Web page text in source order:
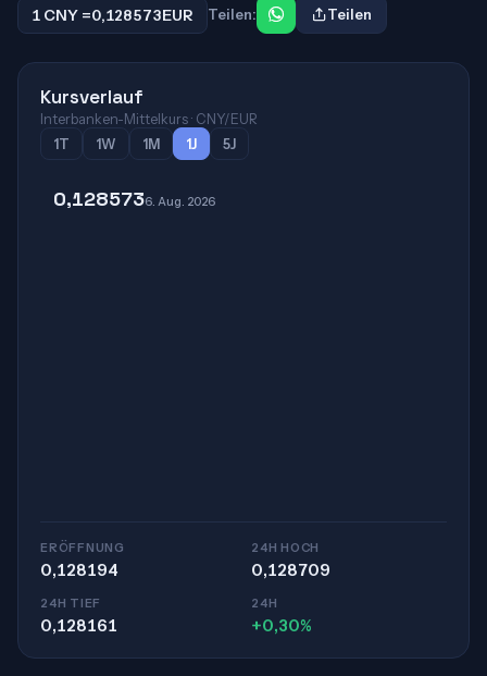
1 CNY =0,128573EUR Teilen: Teilen
Kursverlauf
Interbanken-Mittelkurs · CNY/EUR
1T
1W 1M 1J 5J
0,1285736. Aug. 2026
ERÖFFNUNG
0,128194
24H HOCH
0,128709
24H TIEF
0,128161
24H
+0,30%